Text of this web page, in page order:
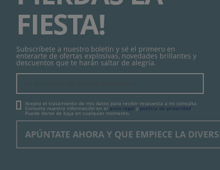
FIESTA!
Subscríbete a nuestro boletín y sé el primero en
enterarte de ofertas explosivas, novedades brillantes y
descuentos que te harán saltar de alegría.
Acepto el tratamiento de mis datos para recibir respuesta a mi consulta.
Consulte nuestra información en el aviso legal y política de privacidad.
Puede darse de baja en cualquier momento.